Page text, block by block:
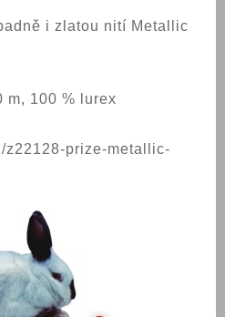
i zlatou nití Metallic
m, 100 % lurex
z22128-prize-metallic-